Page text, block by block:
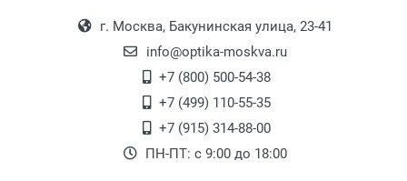
Самовывоз.
Оплата товара производится
наличными непосредственно на пункте
выдачи товара.
18:00, по субботам с 11:00 до 15:00, в
офисе по адресу: г. Москва,
Переведеновский переулок 17, корпус 1,
второй этаж, тел. +7 (499) 110-55-35.
После того, как заказ поступает в пункт
выдачи, наш менеджер связывается с
клиентом и оповещает о поступлении
г. Москва, Бакунинская улица, 23-41
info@optika-moskva.ru
+7 (800) 500-54-38
+7 (499) 110-55-35
+7 (915) 314-88-00
ПН-ПТ: с 9:00 до 18:00